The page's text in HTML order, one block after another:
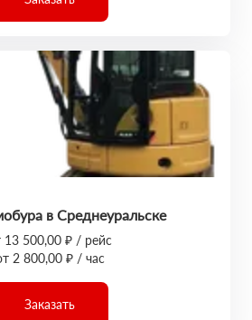
в Среднеуральске
13 500,00 ₽ / рейс
2 800,00 ₽ / час
Заказать